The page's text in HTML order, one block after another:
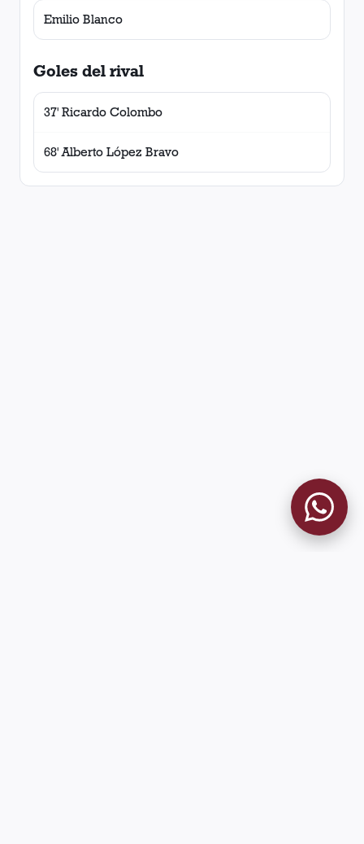
Emilio Blanco
Goles del rival
37' Ricardo Colombo
68' Alberto López Bravo